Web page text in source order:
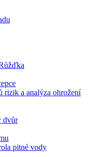
rizik a analýza ohrožení
dvůr
pitné vody